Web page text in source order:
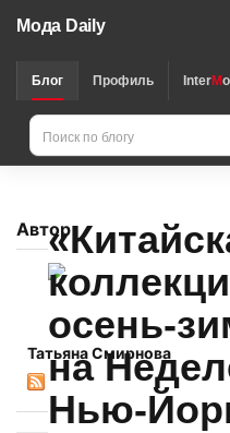
Мода Daily
Блог Профиль InterM
Автор
Татьяна Смирнова
осень-
на
Нью-